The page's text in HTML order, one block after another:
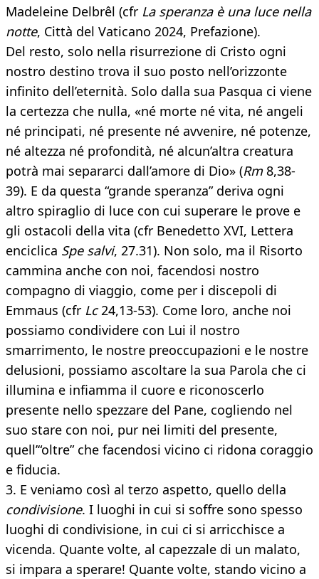
Madeleine Delbrêl (cfr La speranza è una luce nella
notte, Città del Vaticano 2024, Prefazione).
Del resto, solo nella risurrezione di Cristo ogni
nostro destino trova il suo posto nell’orizzonte
infinito dell’eternità. Solo dalla sua Pasqua ci viene
la certezza che nulla, «né morte né vita, né angeli
né principati, né presente né avvenire, né potenze,
né altezza né profondità, né alcun’altra creatura
potrà mai separarci dall’amore di Dio» (Rm8,38-
39). E da questa “grande speranza” deriva ogni
altro spiraglio di luce con cui superare le prove e
gli ostacoli della vita (cfr Benedetto XVI, Lettera
enciclica Spe salvi, 27.31). Non solo, ma il Risorto
cammina anche con noi, facendosi nostro
compagno di viaggio, come per i discepoli di
Emmaus (cfr Lc24,13-53). Come loro, anche noi
possiamo condividere con Lui il nostro
smarrimento, le nostre preoccupazioni e le nostre
delusioni, possiamo ascoltare la sua Parola che ci
illumina e infiamma il cuore e riconoscerlo
presente nello spezzare del Pane, cogliendo nel
suo stare con noi, pur nei limiti del presente,
quell’“oltre” che facendosi vicino ci ridona coraggio
e fiducia.
3. E veniamo così al terzo aspetto, quello della
condivisione. I luoghi in cui si soffre sono spesso
luoghi di condivisione, in cui ci si arricchisce a
vicenda. Quante volte, al capezzale di un malato,
si impara a sperare! Quante volte, stando vicino a